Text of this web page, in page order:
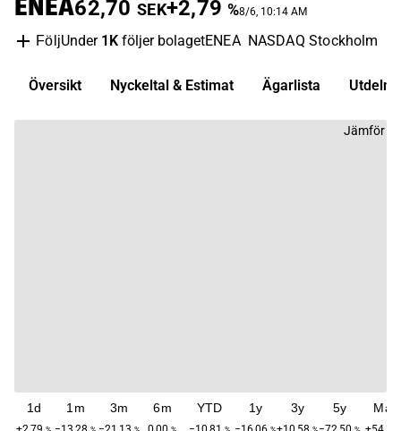
62,70 SEK+2,79 %8/6, 10:14 AM
FöljUnder 1K följer bolagetENEA NASDAQ Stockholm
Översikt Nyckeltal & Estimat Ägarlista
Jämför
1d 1m 3m 6m YTD 1y 3y 5y Max